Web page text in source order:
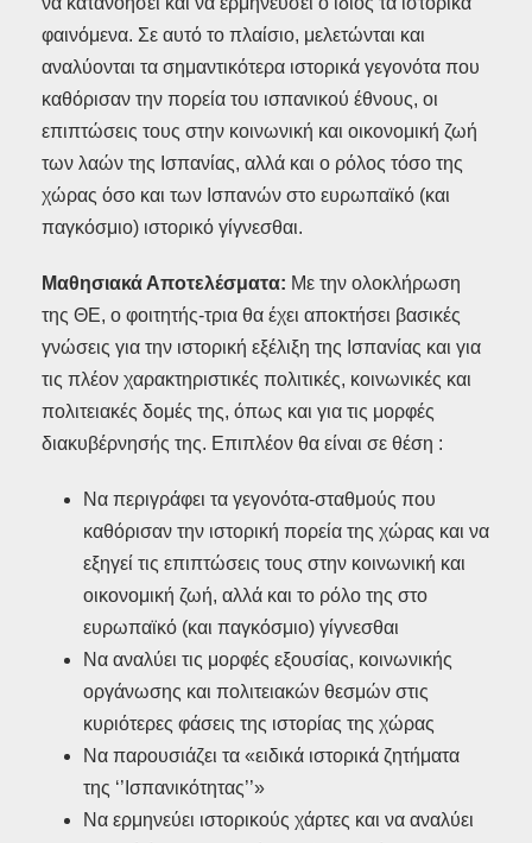
φαινόμενα. Σε αυτό το πλαίσιο, μελετώνται και
αναλύονται τα σημαντικότερα ιστορικά γεγονότα που
καθόρισαν την πορεία του ισπανικού έθνους, οι
επιπτώσεις τους στην κοινωνική και οικονομική ζωή
των λαών της Ισπανίας, αλλά και ο ρόλος τόσο της
χώρας όσο και των Ισπανών στο ευρωπαϊκό (και
παγκόσμιο) ιστορικό γίγνεσθαι.
Μαθησιακά Αποτελέσματα: Mε την ολοκλήρωση
της ΘΕ, ο φοιτητής-τρια θα έχει αποκτήσει βασικές
γνώσεις για την ιστορική εξέλιξη της Ισπανίας και για
τις πλέον χαρακτηριστικές πολιτικές, κοινωνικές και
πολιτειακές δομές της, όπως και για τις μορφές
διακυβέρνησής της. Επιπλέον θα είναι σε θέση :
Να περιγράφει τα γεγονότα-σταθμούς που
καθόρισαν την ιστορική πορεία της χώρας και να
εξηγεί τις επιπτώσεις τους στην κοινωνική και
οικονομική ζωή, αλλά και το ρόλο της στο
ευρωπαϊκό (και παγκόσμιο) γίγνεσθαι
Να αναλύει τις μορφές εξουσίας, κοινωνικής
οργάνωσης και πολιτειακών θεσμών στις
κυριότερες φάσεις της ιστορίας της χώρας
Να παρουσιάζει τα «ειδικά ιστορικά ζητήματα
της ‘’Ισπανικότητας’’»
Να ερμηνεύει ιστορικούς χάρτες και να αναλύει